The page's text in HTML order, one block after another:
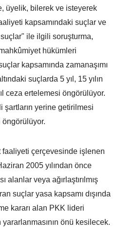
üyelik, bilerek ve isteyerek
kapsamındaki suçlar ve
ile ilgili soruşturma,
hükümleri
kapsamında zamanaşımı
suçlarda 5 yıl, 15 yılın
ceza ertelemesi öngörülüyor.
şartların yerine getirilmesi
öngörülüyor.
çerçevesinde işlenen
2005 yılından önce
alanlar veya ağırlaştırılmış
suçlar yasa kapsamı dışında
kararı alan PKK lideri
önü kesilecek.